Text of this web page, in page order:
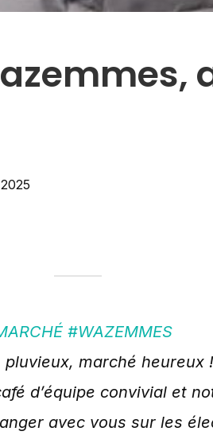
#WAZEMMES
pluvieux, marché heureux !
d’équipe convivial et
avec vous sur les